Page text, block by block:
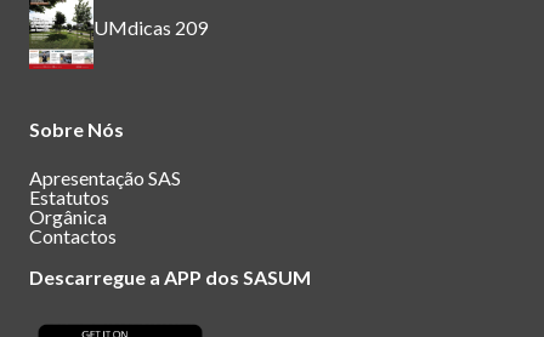
UMdicas 209
Sobre Nós
Apresentação SAS
Estatutos
Orgânica
Contactos
Descarregue a APP dos SASUM